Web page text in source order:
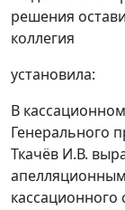
решения
коллегия
установила:
В
Генерального
Ткачёв И.В.